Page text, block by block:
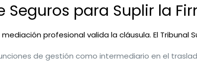
Seguros para Suplir la
profesional valida la cláusula. El Tribunal
de gestión como intermediario en el